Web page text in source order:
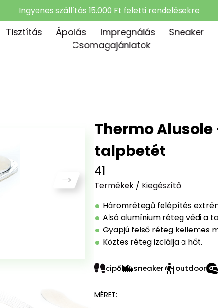
Ingyenes szállítás 15.000 Ft feletti rendelésekre
Tisztítás Ápolás Impregnálás
Sneaker
Csomagajánlatok
Thermo
talpbetét
41
Termékek / Kiegészítő
Háromrétegű felépítés
Alsó alumínium réteg védi a
Gyapjú felső réteg kellemes
Köztes réteg izolálja a hőt.
cipő sneaker outdoor
MÉRET: